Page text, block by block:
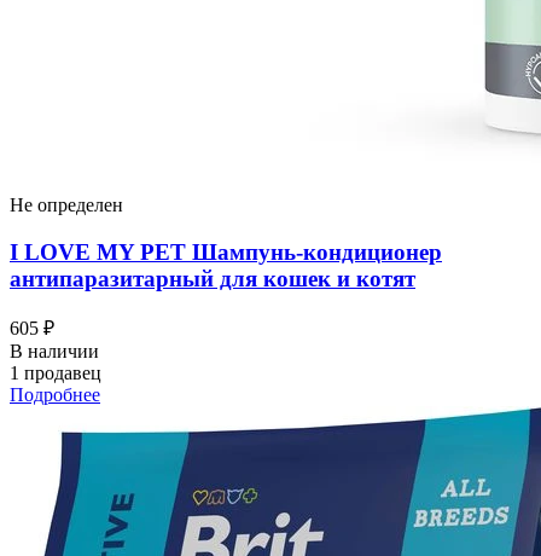
Не определен
I LOVЕ MY PET Шампунь-кондиционер
антипаразитарный для кошек и котят
605 ₽
В наличии
1 продавец
Подробнее